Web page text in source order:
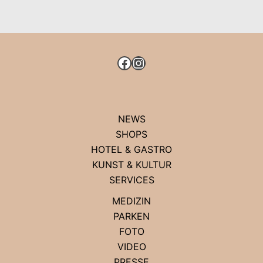
FACEBOOK
INSTAGRAM
NEWS
SHOPS
HOTEL & GASTRO
KUNST & KULTUR
SERVICES
MEDIZIN
PARKEN
FOTO
VIDEO